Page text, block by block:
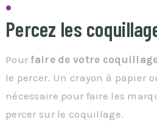
Percez les
Pour faire de votre
le percer. Un crayon à papier
nécessaire pour faire les
percer sur le coquillage.